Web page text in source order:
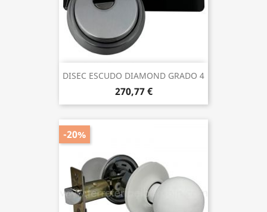
DISEC ESCUDO DIAMOND GRADO 4
270,77 €
-20%